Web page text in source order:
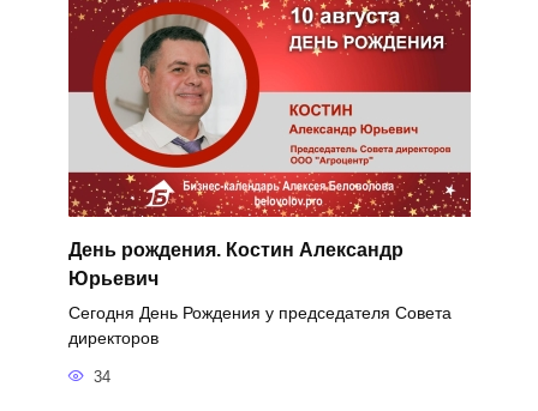
День рождения. Костин Александр
Юрьевич
Сегодня День Рождения у председателя Совета
директоров
34